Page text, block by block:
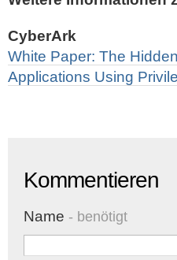
CyberArk
White Paper: The
Applications Using
Kommentieren
Name - benötigt